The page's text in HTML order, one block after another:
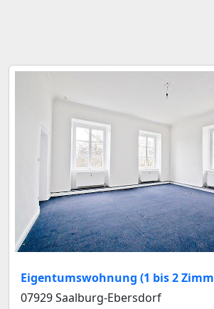
Eigentumswohnung (1 bis 2
07929 Saalburg-Ebersdorf